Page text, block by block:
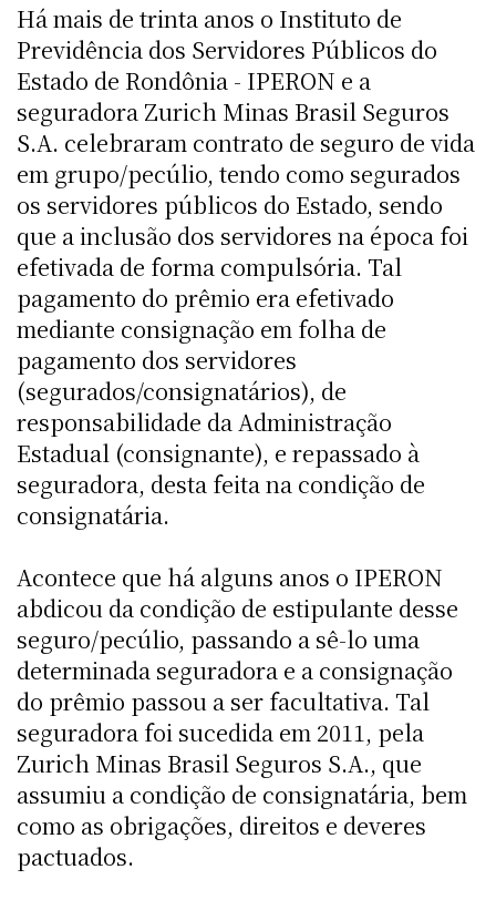
Há mais de trinta anos o Instituto de
Previdência dos Servidores Públicos do
Estado de Rondônia - IPERON e a
seguradora Zurich Minas Brasil Seguros
S.A. celebraram contrato de seguro de vida
em grupo/pecúlio, tendo como segurados
os servidores públicos do Estado, sendo
que a inclusão dos servidores na época foi
efetivada de forma compulsória. Tal
pagamento do prêmio era efetivado
mediante consignação em folha de
pagamento dos servidores
(segurados/consignatários), de
responsabilidade da Administração
Estadual (consignante), e repassado à
seguradora, desta feita na condição de
consignatária.
Acontece que há alguns anos o IPERON
abdicou da condição de estipulante desse
seguro/pecúlio, passando a sê-lo uma
determinada seguradora e a consignação
do prêmio passou a ser facultativa. Tal
seguradora foi sucedida em 2011, pela
Zurich Minas Brasil Seguros S.A., que
assumiu a condição de consignatária, bem
como as obrigações, direitos e deveres
pactuados.